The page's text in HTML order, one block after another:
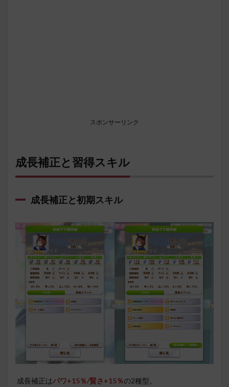
スポンサーリンク
成長補正と習得スキル
成長補正と初期スキル
成長補正はパワ+15％/賢さ+15％の2種型。